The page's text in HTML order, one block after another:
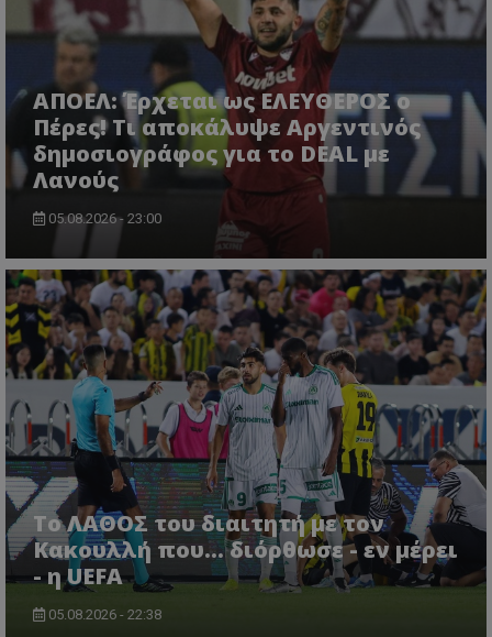
ΑΠΟΕΛ: Έρχεται ως ΕΛΕΥΘΕΡΟΣ ο
Πέρες! Τι αποκάλυψε Αργεντινός
δημοσιογράφος για το DEAL με
Λανούς
05.08.2026 - 23:00
Το ΛΑΘΟΣ του διαιτητή με τον
Κακουλλή που... διόρθωσε - εν μέρει
- η UEFA
05.08.2026 - 22:38